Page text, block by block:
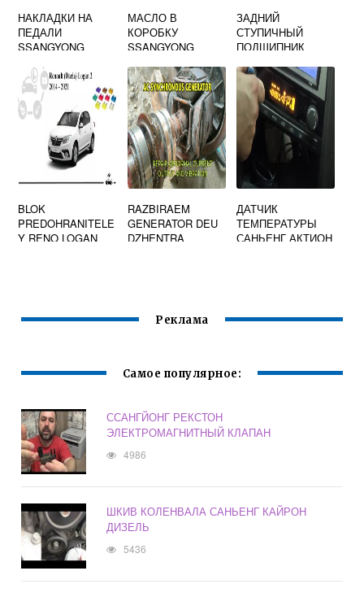
НАКЛАДКИ НА
ПЕДАЛИ
SSANGYONG
МАСЛО В
КОРОБКУ
SSANGYONG
ЗАДНИЙ
СТУПИЧНЫЙ
ПОДШИПНИК
BLOK
PREDOHRANITELE
Y RENO LOGAN
RAZBIRAEM
GENERATOR DEU
DZHENTRA
ДАТЧИК
ТЕМПЕРАТУРЫ
САНЬЕНГ АКТИОН
Реклама
Самое популярное:
ССАНГЙОНГ РЕКСТОН
ЭЛЕКТРОМАГНИТНЫЙ КЛАПАН
4986
ШКИВ КОЛЕНВАЛА САНЬЕНГ КАЙРОН
ДИЗЕЛЬ
5436